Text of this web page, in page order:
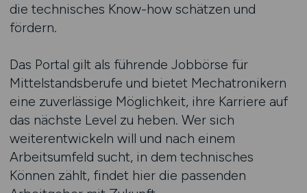
die technisches Know-how schätzen und
fördern.
Das Portal gilt als führende Jobbörse für
Mittelstandsberufe und bietet Mechatronikern
eine zuverlässige Möglichkeit, ihre Karriere auf
das nächste Level zu heben. Wer sich
weiterentwickeln will und nach einem
Arbeitsumfeld sucht, in dem technisches
Können zählt, findet hier die passenden